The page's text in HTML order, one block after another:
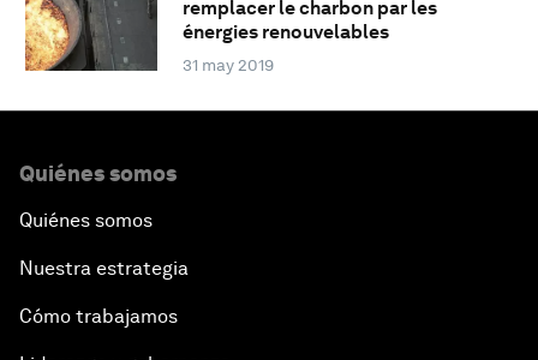
remplacer le charbon par les
énergies renouvelables
31 may 2019
Quiénes somos
Quiénes somos
Nuestra estrategia
Cómo trabajamos